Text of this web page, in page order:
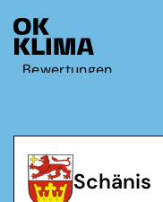
Bewertungen
Kontakt
DeutschSchänis